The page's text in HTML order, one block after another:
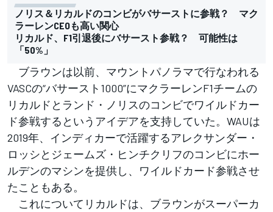
ノリス＆リカルドのコンビがバサーストに参戦？ マク
ラーレンCEOも高い関心
リカルド、F1引退後にバサースト参戦？ 可能性は
「50%」
ブラウンは以前、マウントパノラマで行なわれる
VASCの“バサースト1000”にマクラーレンF1チームの
リカルドとランド・ノリスのコンビでワイルドカー
ド参戦するというアイデアを支持していた。WAUは
2019年、インディカーで活躍するアレクサンダー・
ロッシとジェームズ・ヒンチクリフのコンビにホー
ルデンのマシンを提供し、ワイルドカード参戦させ
たこともある。
これについてリカルドは、ブラウンがスーパーカ